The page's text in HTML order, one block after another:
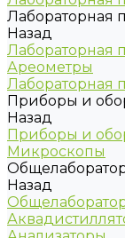
Лабораторная
Назад
Лабораторная
Ареометры
Лабораторная
Приборы и
Назад
Приборы и
Микроскопы
Назад